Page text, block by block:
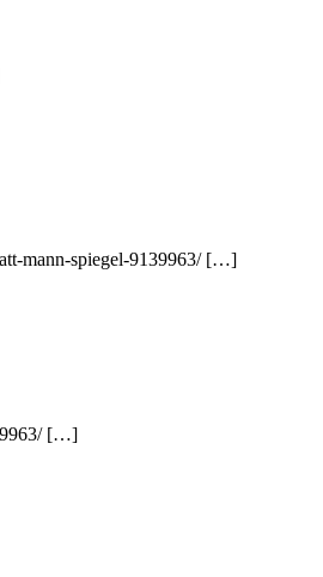
mann-spiegel-9139963/ […]
[…]